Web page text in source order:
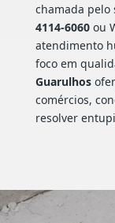
chamada pelo
4114-6060ou
atendimento
foco em
Guarulhos
comércios,
resolver